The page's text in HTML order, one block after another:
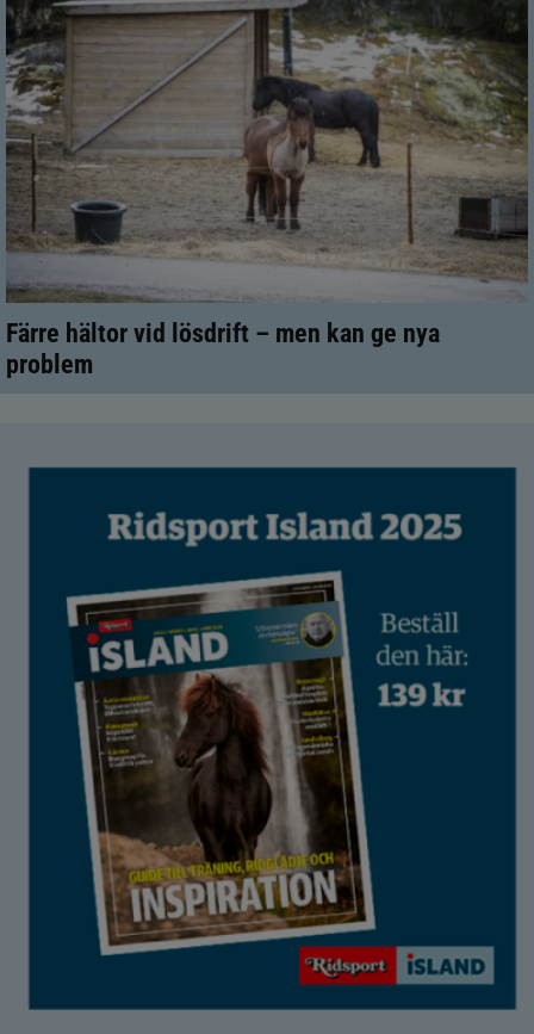
Färre hältor vid lösdrift – men kan ge nya
problem